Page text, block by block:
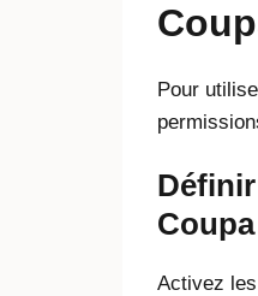
Pour
Coupa
Activez